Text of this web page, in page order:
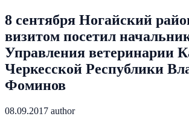
8 сентября Ногайский
визитом посетил
Управления ветеринарии
Черкесской Республики
Фоминов
08.09.2017 author